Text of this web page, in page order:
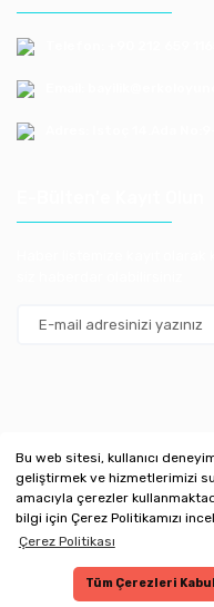
Bu web sitesi, kullanıcı
geliştirmek ve hizmetlerimizi
amacıyla çerezler
bilgi için Çerez Politikamızı
Çerez Politikası
Tüm Çerezleri
Copyright 2020 © Kredi